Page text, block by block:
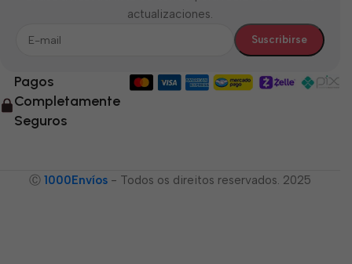
actualizaciones.
Pagos
Completamente
Seguros
Ⓒ 1000Envíos - Todos os direitos reservados. 2025